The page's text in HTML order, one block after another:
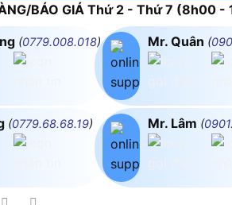
BÁO GIÁ Thứ 2 - Thứ 7 (8h00 -
(0779.008.018)
(0779.68.68.19)
Mr. Quân (
Mr. Lâm (